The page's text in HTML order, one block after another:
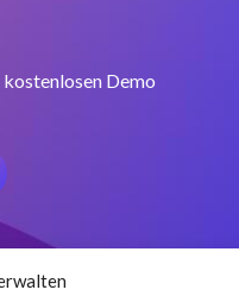
Demo